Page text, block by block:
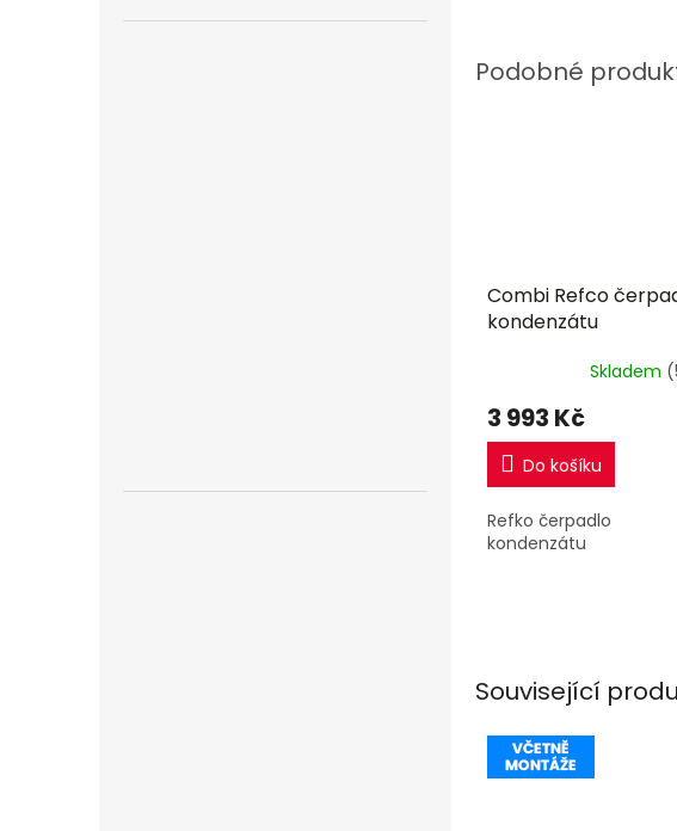
Související
Combi Refco
kondenzátu
Skladem
3 993 Kč
Do košíku
Refko čerpadlo
kondenzátu